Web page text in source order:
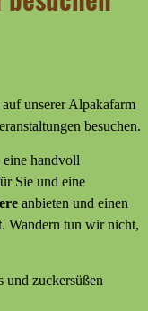
unserer Alpakafarm
besuchen.
eine handvoll
Sie und eine
anbieten und einen
. Wandern tun wir nicht,
und zuckersüßen